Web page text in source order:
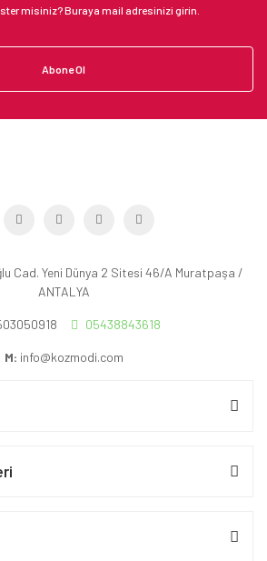
Abone Ol
Cad. Yeni Dünya 2 Sitesi 46/A Muratpaşa /
ANTALYA
05438843618
M: info@kozmodi.com